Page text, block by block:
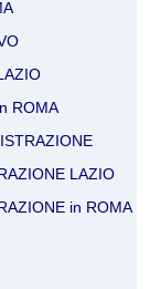
ROMA
LAZIO
in ROMA